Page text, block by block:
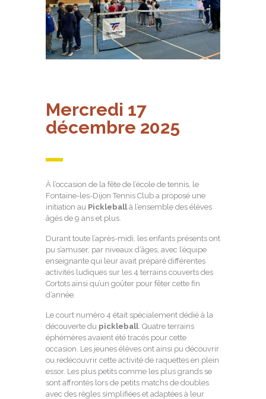
Mercredi 17
décembre 2025
À l’occasion de la fête de l’école de tennis, le
Fontaine-les-Dijon Tennis Club a proposé une
initiation au Pickleballà l’ensemble des élèves
âgés de 9 ans et plus.
Durant toute l’après-midi, les enfants présents ont
pu s’amuser, par niveaux d’âges, avec l’équipe
enseignante qui leur avait préparé différentes
activités ludiques sur les 4 terrains couverts des
Cortots ainsi qu’un goûter pour fêter cette fin
d’année.
Le court numéro 4 était spécialement dédié à la
découverte du pickleball. Quatre terrains
éphémères avaient été tracés pour cette
occasion. Les jeunes élèves ont ainsi pu découvrir
ou redécouvrir cette activité de raquettes en plein
essor. Les plus petits comme les plus grands se
sont affrontés lors de petits matchs de doubles
avec des règles simplifiées et adaptées à leur